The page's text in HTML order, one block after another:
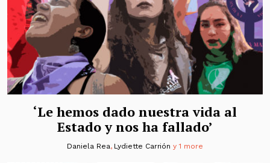
‘Le hemos dado nuestra vida al
Estado y nos ha fallado’
Daniela Rea, Lydiette Carrión y 1 more